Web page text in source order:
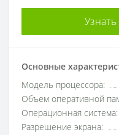
Основные
Модель процессора:
Объем оперативной
Операционная система:
Разрешение экрана: